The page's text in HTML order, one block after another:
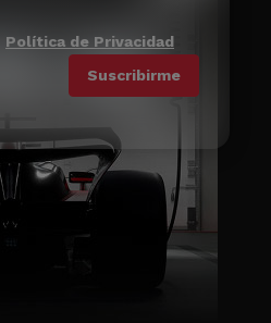
Política de Privacidad